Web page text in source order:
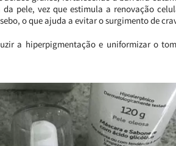
pele, vez que estimula a renovação
o que ajuda a evitar o surgimento de
a hiperpigmentação e uniformizar o